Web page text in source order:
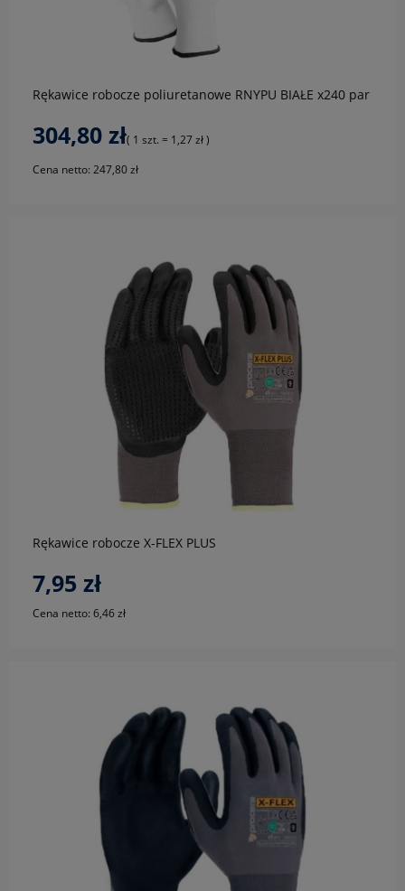
Rękawice robocze poliuretanowe RNYPU BIAŁE x240 par
304,80 zł( 1 szt. = 1,27 zł )
Cena netto: 247,80 zł
do koszyka
Rękawice robocze X-FLEX PLUS
7,95 zł
Cena netto: 6,46 zł
do koszyka